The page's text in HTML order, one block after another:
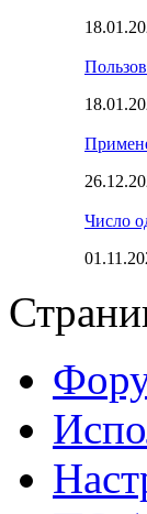
Число